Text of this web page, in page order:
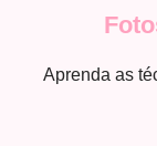
Aprenda as